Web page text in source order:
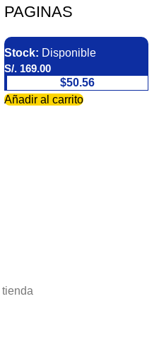
PAGINAS
Stock: Disponible
S/. 169.00
$50.56
Añadir al carrito